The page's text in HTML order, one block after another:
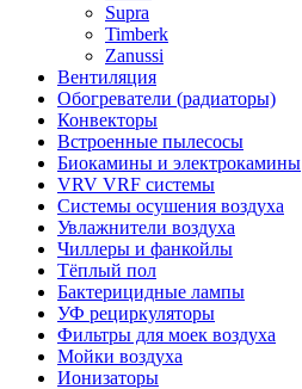
Supra
Timberk
Zanussi
Вентиляция
Обогреватели (радиаторы)
Конвекторы
Встроенные пылесосы
Биокамины и электрокамины
VRV VRF системы
Системы осушения воздуха
Увлажнители воздуха
Чиллеры и фанкойлы
Тёплый пол
Бактерицидные лампы
УФ рециркуляторы
Фильтры для моек воздуха
Мойки воздуха
Ионизаторы